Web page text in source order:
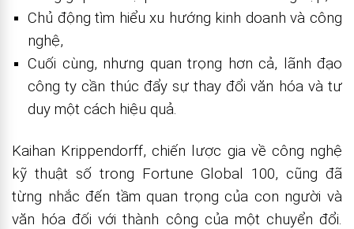
Chủ động tìm hiểu xu hướng kinh doanh và công
nghệ,
Cuối cùng, nhưng quan trọng hơn cả, lãnh đạo
công ty cần thúc đẩy sự thay đổi văn hóa và tư
duy một cách hiệu quả.
Kaihan Krippendorff, chiến lược gia về công nghệ
kỹ thuật số trong Fortune Global 100, cũng đã
từng nhắc đến tầm quan trọng của con người và
văn hóa đối với thành công của một chuyển đổi.